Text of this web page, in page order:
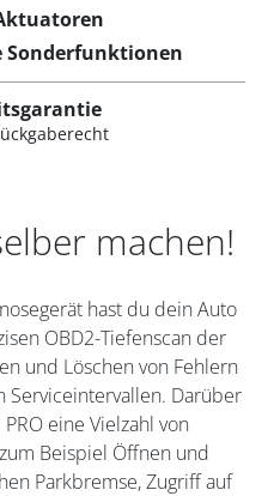
Sonderfunktionen
machen!
hast du dein Auto
OBD2-Tiefenscan der
und Löschen von Fehlern
Serviceintervallen. Darüber
eine Vielzahl von
Beispiel Öffnen und
Parkbremse, Zugriff auf